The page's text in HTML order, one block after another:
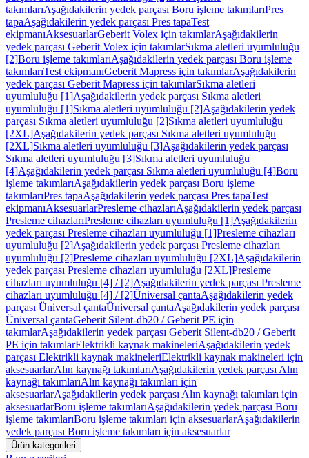
takımlarıAşağıdakilerin yedek parçası Boru işleme takımlarıPres
tapaAşağıdakilerin yedek parçası Pres tapaTest
ekipmanıAksesuarlarGeberit Volex için takımlarAşağıdakilerin
yedek parçası Geberit Volex için takımlarSıkma aletleri uyumluluğu
[2]Boru işleme takımlarıAşağıdakilerin yedek parçası Boru işleme
takımlarıTest ekipmanıGeberit Mapress için takımlarAşağıdakilerin
yedek parçası Geberit Mapress için takımlarSıkma aletleri
uyumluluğu [1]Aşağıdakilerin yedek parçası Sıkma aletleri
uyumluluğu [1]Sıkma aletleri uyumluluğu [2]Aşağıdakilerin yedek
parçası Sıkma aletleri uyumluluğu [2]Sıkma aletleri uyumluluğu
[2XL]Aşağıdakilerin yedek parçası Sıkma aletleri uyumluluğu
[2XL]Sıkma aletleri uyumluluğu [3]Aşağıdakilerin yedek parçası
Sıkma aletleri uyumluluğu [3]Sıkma aletleri uyumluluğu
[4]Aşağıdakilerin yedek parçası Sıkma aletleri uyumluluğu [4]Boru
işleme takımlarıAşağıdakilerin yedek parçası Boru işleme
takımlarıPres tapaAşağıdakilerin yedek parçası Pres tapaTest
ekipmanıAksesuarlarPresleme cihazlarıAşağıdakilerin yedek parçası
Presleme cihazlarıPresleme cihazları uyumluluğu [1]Aşağıdakilerin
yedek parçası Presleme cihazları uyumluluğu [1]Presleme cihazları
uyumluluğu [2]Aşağıdakilerin yedek parçası Presleme cihazları
uyumluluğu [2]Presleme cihazları uyumluluğu [2XL]Aşağıdakilerin
yedek parçası Presleme cihazları uyumluluğu [2XL]Presleme
cihazları uyumluluğu [4] / [2]Aşağıdakilerin yedek parçası Presleme
cihazları uyumluluğu [4] / [2]Üniversal çantaAşağıdakilerin yedek
parçası Üniversal çantaÜniversal çantaAşağıdakilerin yedek parçası
Üniversal çantaGeberit Silent-db20 / Geberit PE için
takımlarAşağıdakilerin yedek parçası Geberit Silent-db20 / Geberit
PE için takımlarElektrikli kaynak makineleriAşağıdakilerin yedek
parçası Elektrikli kaynak makineleriElektrikli kaynak makineleri için
aksesuarlarAlın kaynağı takımlarıAşağıdakilerin yedek parçası Alın
kaynağı takımlarıAlın kaynağı takımları için
aksesuarlarAşağıdakilerin yedek parçası Alın kaynağı takımları için
aksesuarlarBoru işleme takımlarıAşağıdakilerin yedek parçası Boru
işleme takımlarıBoru işleme takımları için aksesuarlarAşağıdakilerin
yedek parçası Boru işleme takımları için aksesuarlar
Ürün kategorileri